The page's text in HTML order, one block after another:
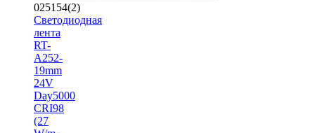
025154(2)
Светодиодная
лента
RT-
A252-
19mm
24V
Day5000
CRI98
(27